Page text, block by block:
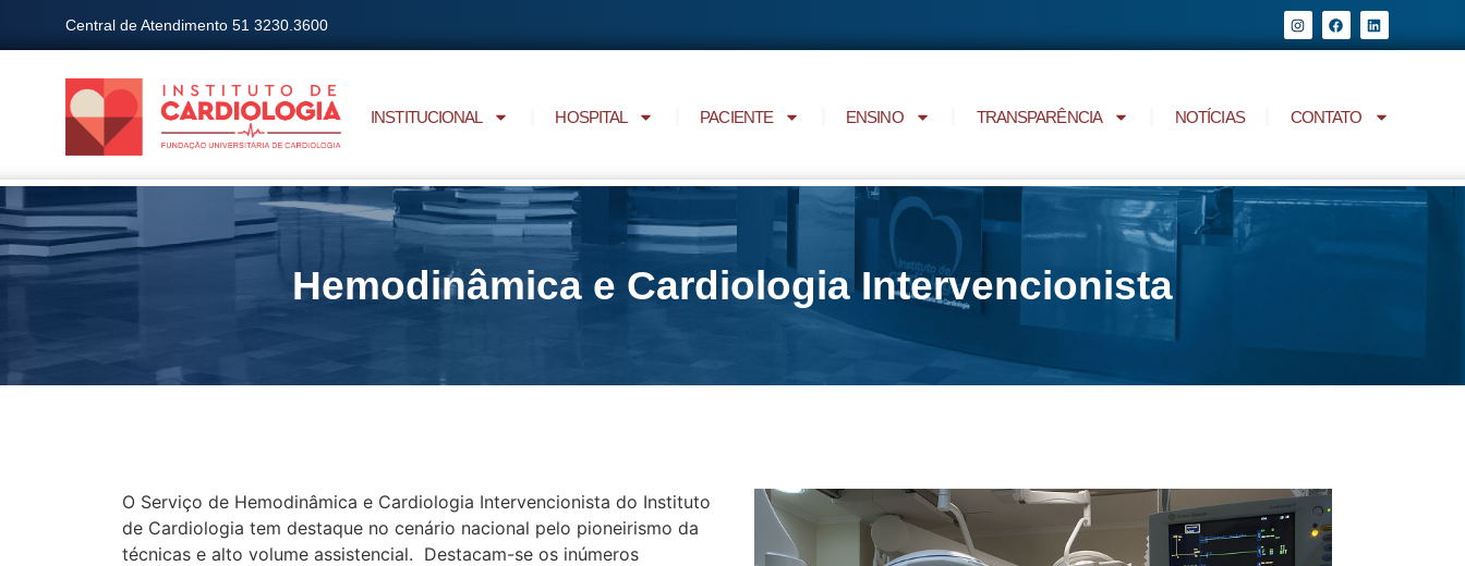
Central de Atendimento 51 3230.3600
INSTITUCIONAL HOSPITAL PACIENTE ENSINO TRANSPARÊNCIA NOTÍCIAS CONTATO
Hemodinâmica e Cardiologia Intervencionista
O Serviço de Hemodinâmica e Cardiologia Intervencionista do Instituto
de Cardiologia tem destaque no cenário nacional pelo pioneirismo da
técnicas e alto volume assistencial. Destacam-se os inúmeros